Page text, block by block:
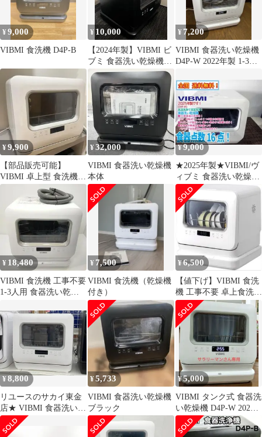
¥9,000
VIBMI 食洗機 D4P-B
¥ 10,000
【2024年製】VIBMI ビ
ブミ 食器洗い乾燥機
D4P-B
¥ 7,200
VIBMI 食器洗い乾燥機
D4P-W 2022年製 1-3人
¥9,900
【部品販売可能】
VIBMI 卓上型 食洗機
乾燥機 本体 ホワイト
¥32,000
VIBMI 食器洗い乾燥機
本体
¥9,000
★2025年製★VIBMI/ヴ
ィブミ 食器洗い乾燥機
【D4P-W】GT6U
¥ 18,480
VIBMI 食洗機 工事不要
1-3人用 食器洗い乾燥
¥ 7,500
VIBMI 食洗機（乾燥機
付き）
¥ 6,500
【値下げ】VIBMI 食洗
機 工事不要 卓上食洗機
タンク式 食器洗い乾燥
機
¥8,800
リユースのサカイ東金
店★ VIBMI 食器洗い乾
燥機 D4P-W 管理
260207-04
¥5,733
VIBMI 食器洗い乾燥機
ブラック
¥5,000
VIBMI タンク式 食器洗
い乾燥機 D4P-W 2022
年製